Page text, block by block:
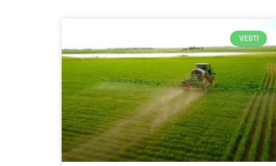
VESTI